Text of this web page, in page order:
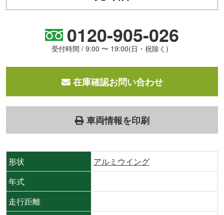
0120-905-026
受付時間 / 9:00 〜 19:00(日・祝除く)
在庫確認お問い合わせ
車両情報を印刷
形状
アルミウイング
年式
走行距離